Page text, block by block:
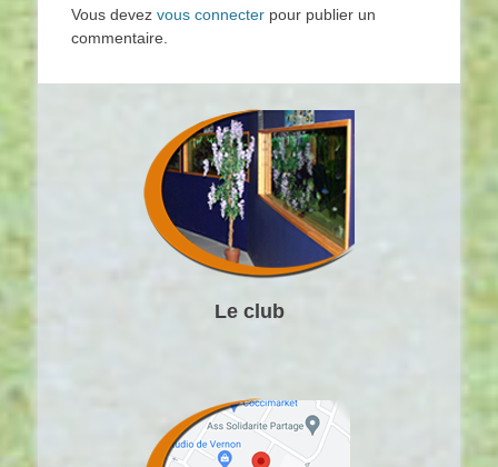
Vous devez vous connecter pour publier un
commentaire.
Le club